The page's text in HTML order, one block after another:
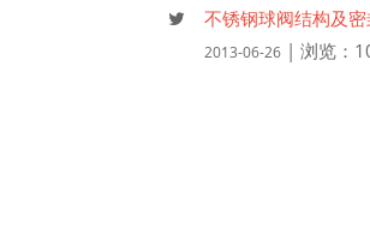
不锈钢球阀结构及
2013-06-26| 浏览：